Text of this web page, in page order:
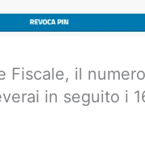
Fiscale, il
in seguito i